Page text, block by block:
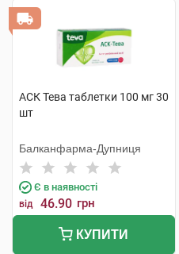
АСК Тева таблетки 100 мг 30
шт
Балканфарма-Дупниця
Є в наявності
від 46.90 грн
КУПИТИ